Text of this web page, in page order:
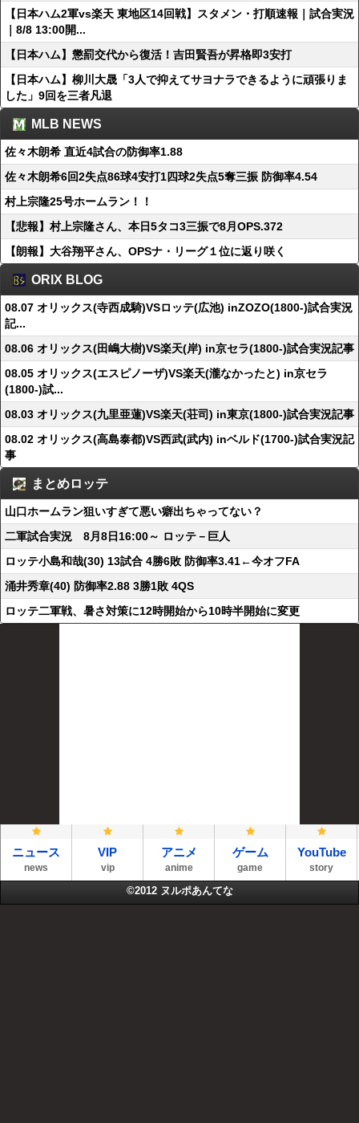
【日本ハム2軍vs楽天 東地区14回戦】スタメン・打順速報｜試合実況
｜8/8 13:00開...
【日本ハム】懲罰交代から復活！吉田賢吾が昇格即3安打
【日本ハム】柳川大晟「3人で抑えてサヨナラできるように頑張りま
した」9回を三者凡退
MLB NEWS
佐々木朗希 直近4試合の防御率1.88
佐々木朗希6回2失点86球4安打1四球2失点5奪三振 防御率4.54
村上宗隆25号ホームラン！！
【悲報】村上宗隆さん、本日5タコ3三振で8月OPS.372
【朗報】大谷翔平さん、OPSナ・リーグ１位に返り咲く
ORIX BLOG
08.07 オリックス(寺西成騎)VSロッテ(広池) inZOZO(1800-)試合実況
記...
08.06 オリックス(田嶋大樹)VS楽天(岸) in京セラ(1800-)試合実況記事
08.05 オリックス(エスピノーザ)VS楽天(瀧なかったと) in京セラ
(1800-)試...
08.03 オリックス(九里亜蓮)VS楽天(荘司) in東京(1800-)試合実況記事
08.02 オリックス(高島泰都)VS西武(武内) inベルド(1700-)試合実況記
事
まとめロッテ
山口ホームラン狙いすぎて悪い癖出ちゃってない？
二軍試合実況 8月8日16:00～ ロッテ－巨人
ロッテ小島和哉(30) 13試合 4勝6敗 防御率3.41←今オフFA
涌井秀章(40) 防御率2.88 3勝1敗 4QS
ロッテ二軍戦、暑さ対策に12時開始から10時半開始に変更
ニュース
news
VIP
vip
アニメ
anime
ゲーム
game
YouTube
story
©2012 ヌルポあんてな